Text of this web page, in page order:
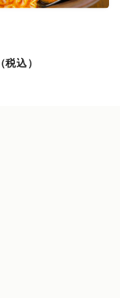
（税込）